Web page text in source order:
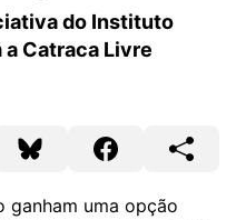
do Instituto
Catraca Livre
ganham uma opção